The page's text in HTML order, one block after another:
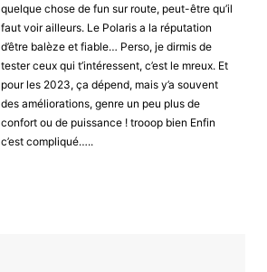
quelque chose de fun sur route, peut-être qu’il
faut voir ailleurs. Le Polaris a la réputation
d’être balèze et fiable… Perso, je dirmis de
tester ceux qui t’intéressent, c’est le mreux. Et
pour les 2023, ça dépend, mais y’a souvent
des améliorations, genre un peu plus de
confort ou de puissance ! trooop bien Enfin
c’est compliqué…..